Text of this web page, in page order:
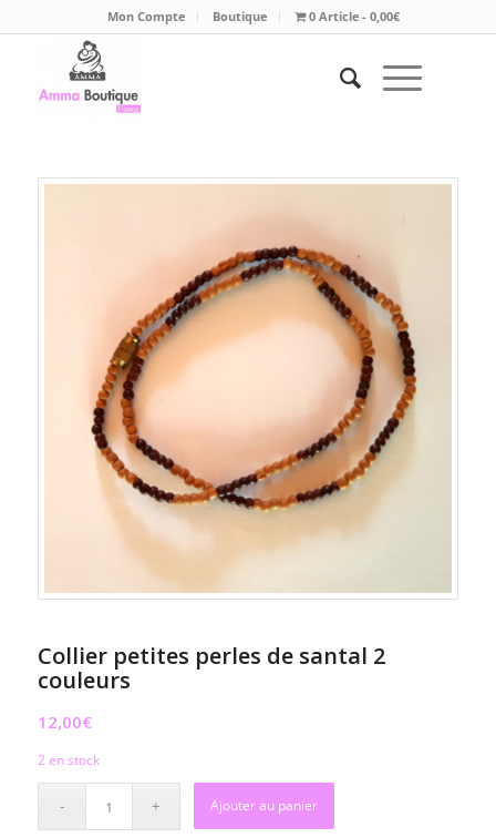
Mon Compte Boutique 0 Article 0,00€
Collier petites perles de santal 2
couleurs
12,00€
2 en stock
Ajouter au panier